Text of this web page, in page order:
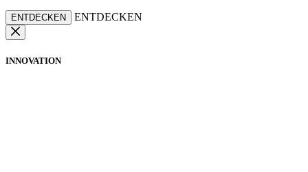
ENTDECKEN ENTDECKEN
INNOVATION